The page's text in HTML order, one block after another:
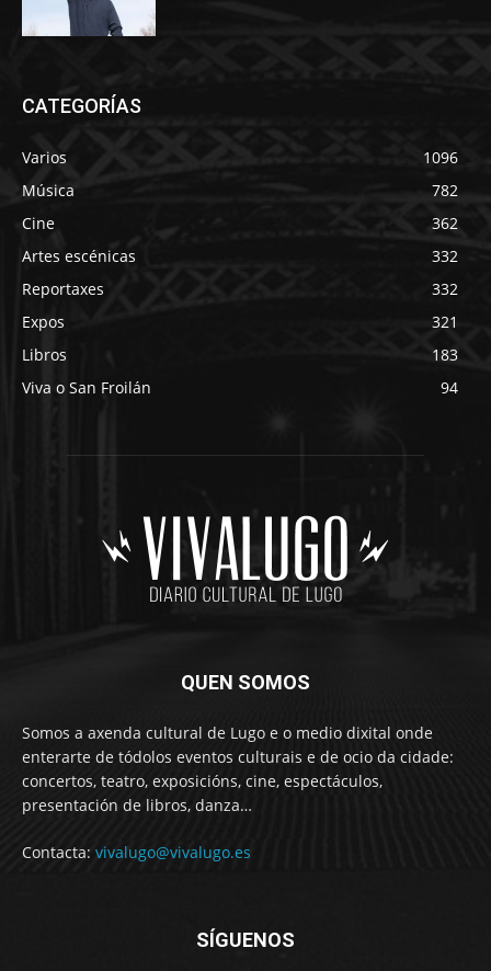
CATEGORÍAS
Varios
1096
Música
782
Cine
362
Artes escénicas
332
Reportaxes
332
Expos
321
Libros
183
Viva o San Froilán
94
QUEN SOMOS
Somos a axenda cultural de Lugo e o medio dixital onde
enterarte de tódolos eventos culturais e de ocio da cidade:
concertos, teatro, exposicións, cine, espectáculos,
presentación de libros, danza…
Contacta: vivalugo@vivalugo.es
SÍGUENOS